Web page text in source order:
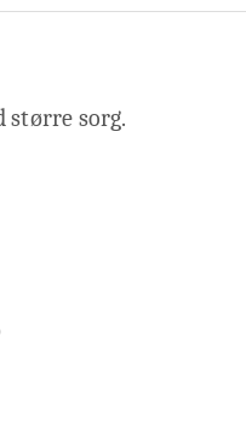
større sorg.